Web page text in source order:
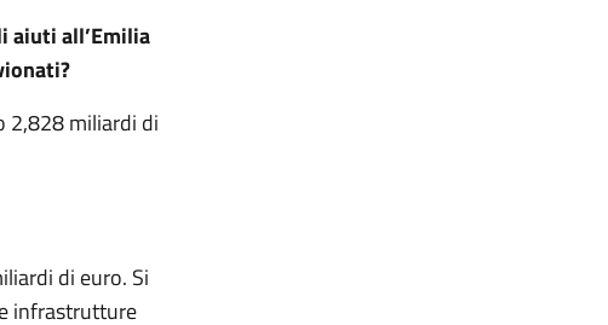
aiuti all’Emilia
2,828 miliardi di
di euro. Si
infrastrutture